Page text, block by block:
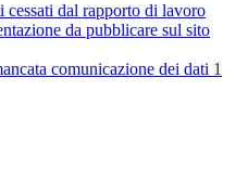
cessati dal rapporto di lavoro
da pubblicare sul sito
comunicazione dei dati 1